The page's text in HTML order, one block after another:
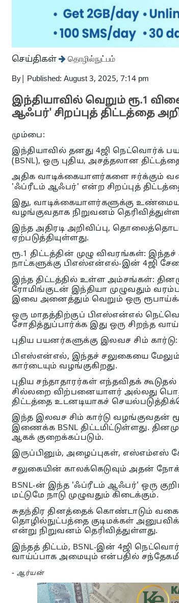
செய்திகள் தொழில்நுட்பம்
By Published: August 3, 2025, 7:14 pm
இந்தியாவில் வெறும் ரூ.1
ஆஃபர்' சிறப்புத் திட்டத்தை
மும்பை:
இந்தியாவில் தனது 4ஜி நெட்வொர்க்
(BSNL), ஒரு புதிய, அசத்தலான
அதிக வாடிக்கையாளர்களை ஈர்க்கும்
'ஃப்ரீடம் ஆஃபர்' என்ற சிறப்புத்
இது, வாடிக்கையாளர்களுக்கு
வழங்குவதாக நிறுவனம்
இந்த அதிரடி அறிவிப்பு,
ஏற்படுத்தியுள்ளது.
ரூ.1 திட்டத்தின் முழு விவரங்கள்: இந்தச்
நாட்களுக்கு பிஎஸ்என்எல்-இன் 4ஜி
இந்த திட்டத்தில் உள்ள அம்சங்கள்: தினமும்
ரோமிங்குடன் இந்தியா முழுவதும்
இவை அனைத்தும் வெறும் ஒரு
ஒரு மாதத்திற்குப் பிஎஸ்என்எல்
சோதித்துப்பார்க்க இது ஒரு சிறந்த
புதிய பயனர்களுக்கு இலவச சிம் கார்டு:
பிஎஸ்என்எல், இந்தச் சலுகையை மேலும்
கார்டையும் வழங்குகிறது.
புதிய சந்தாதாரர்கள் எந்தவிதக்
சில்லறை விற்பனையாளர் அல்லது
திட்டத்தை உடனடியாகச்
இந்த இலவச சிம் கார்டு வழங்குவதன்
இணைக்க BSNL திட்டமிட்டுள்ளது.
ஆகக் குறைக்கப்படும்.
இருப்பினும், அழைப்புகள், எஸ்எம்எஸ்
சலுகையின் காலக்கெடுவும் அதன்
BSNL-ன் இந்த 'ஃப்ரீடம் ஆஃபர்' ஒரு
மட்டுமே நாடு முழுவதும் கிடைக்கும்.
சுதந்திர தினத்தைக் கொண்டாடும்
தொழில்நுட்பத்தை குடிமக்கள்
என்று நிறுவனம் தெரிவித்துள்ளது.
இந்தத் திட்டம், BSNL-இன் 4ஜி
வாய்ப்பாக அமையும் என்பதில்
- ஆர்யன்